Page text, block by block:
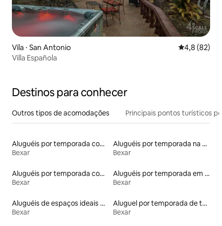
Vila ⋅ San Antonio 4,8 de uma
4,8 (82)
Villa Española
Destinos para conhecer
Outros tipos de acomodações Principais pontos turísticos
Aluguéis por temporada com suítes privativas
Bexar
Aluguéis por temporada na orla
Bexar
Aluguéis por temporada com banheira de hidromassagem
Bexar
Aluguéis por temporada em resorts
Bexar
Aluguéis de espaços ideais para famílias
Bexar
Aluguel por temporada de townhouses
Bexar